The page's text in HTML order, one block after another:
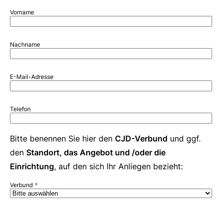
Vorname
Nachname
E-Mail-Adresse
Telefon
Bitte benennen Sie hier den CJD-Verbund und ggf.
den Standort, das Angebot und /oder die
Einrichtung, auf den sich Ihr Anliegen bezieht:
Verbund